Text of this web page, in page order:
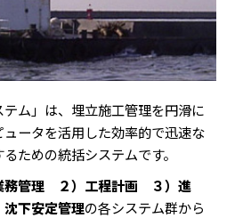
ム」は、埋立施工管理を円滑に
ータを活用した効率的で迅速な
ための統括システムです。
務管理 ２）工程計画 ３）進
下安定管理の各システム群から